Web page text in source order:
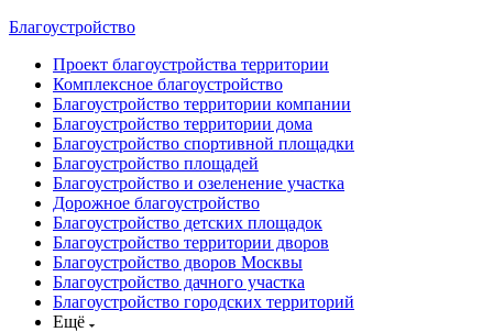
Благоустройство
Проект благоустройства территории
Комплексное благоустройство
Благоустройство территории компании
Благоустройство территории дома
Благоустройство спортивной площадки
Благоустройство площадей
Благоустройство и озеленение участка
Дорожное благоустройство
Благоустройство детских площадок
Благоустройство территории дворов
Благоустройство дворов Москвы
Благоустройство дачного участка
Благоустройство городских территорий
Ещё